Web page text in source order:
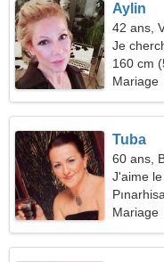
Aylin
42 ans,
Je
160 cm
Mariage
Tuba
60 ans,
J'aime
Mariage